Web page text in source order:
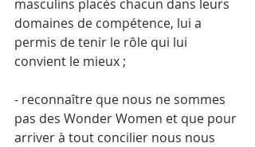
masculins placés chacun dans leurs
domaines de compétence, lui a
permis de tenir le rôle qui lui
convient le mieux ;
- reconnaître que nous ne sommes
pas des Wonder Women et que pour
arriver à tout concilier nous nous